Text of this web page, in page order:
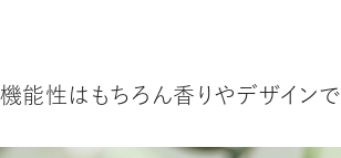
機能性はもちろん香りやデザイン